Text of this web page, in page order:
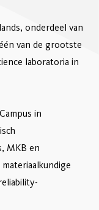
onderdeel van
van de grootste
laboratoria in
in
MKB en